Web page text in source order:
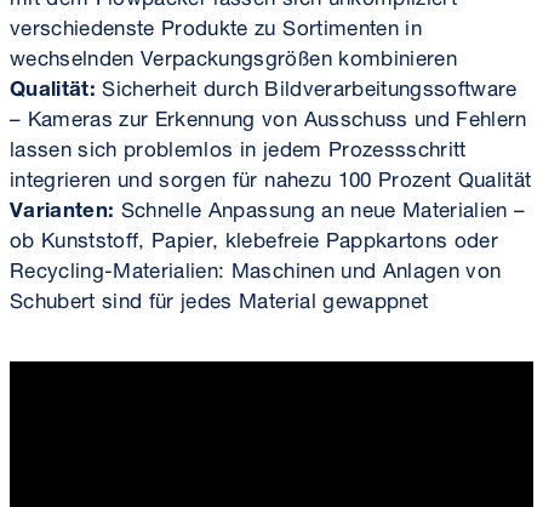
verschiedenste Produkte zu Sortimenten in
wechselnden Verpackungs­größen kombinieren
Qualität:Sicherheit durch Bild­verarbeitungs­software
– Kameras zur Erkennung von Ausschuss und Fehlern
lassen sich problemlos in jedem Prozess­schritt
integrieren und sorgen für nahezu 100 Prozent Qualität
Varianten: Schnelle Anpassung an neue Materialien –
ob Kunststoff, Papier, klebefreie Pappkartons oder
Recycling-Materialien: Maschinen und Anlagen von
Schubert sind für jedes Material gewappnet